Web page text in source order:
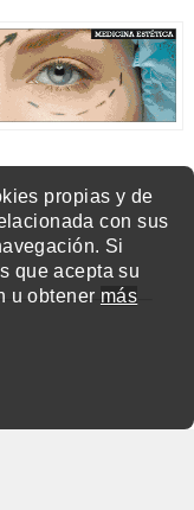
propias y de
con sus
Si
que acepta su
u obtener más